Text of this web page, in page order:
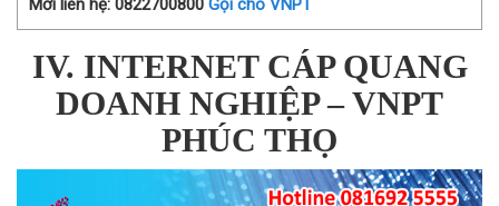
Mời liên hệ: 0822700800 Gọi cho VNPT
IV. INTERNET CÁP QUANG
DOANH NGHIỆP – VNPT
PHÚC THỌ